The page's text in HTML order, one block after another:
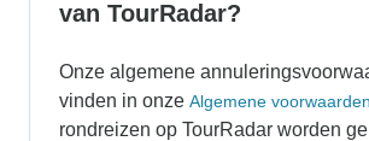
van TourRadar?
Onze algemene
vinden in onze Algemene voorwaarden
rondreizen op TourRadar worden